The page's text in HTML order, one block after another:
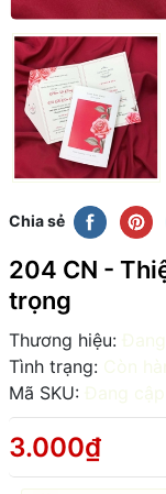
Chia sẻ
204 CN -
trọng
Thương hiệu:
Tình trạng: Còn
Mã SKU: Đang
3.000₫